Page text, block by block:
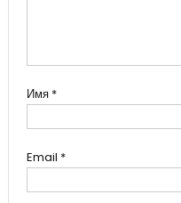
Имя *
Email *